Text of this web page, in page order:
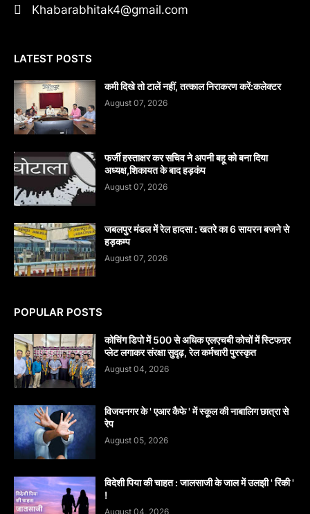
Khabarabhitak4@gmail.com
LATEST POSTS
कमी दिखे तो टालें नहीं, तत्काल निराकरण करें:कलेक्टर
August 07, 2026
फर्जी हस्ताक्षर कर सचिव ने अपनी बहू को बना दिया
अध्यक्ष,शिकायत के बाद हड़कंप
August 07, 2026
जबलपुर मंडल में रेल हादसा : खतरे का 6 सायरन बजने से
हड़कम्प
August 07, 2026
POPULAR POSTS
कोचिंग डिपो में 500 से अधिक एलएचबी कोचों में स्टिफऩर
प्लेट लगाकर संरक्षा सुदृढ़, रेल कर्मचारी पुरस्कृत
August 04, 2026
विजयनगर के ' एआर कैफे ' में स्कूल की नाबालिग छात्रा से
रेप
August 05, 2026
विदेशी पिया की चाहत : जालसाजी के जाल में उलझी ' रिंकी '
!
August 04, 2026